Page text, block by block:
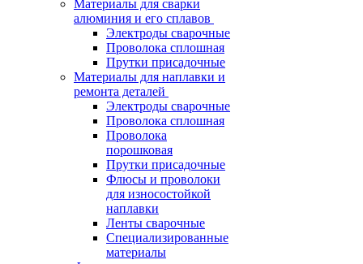
Материалы для сварки
алюминия и его сплавов
Электроды сварочные
Проволока сплошная
Прутки присадочные
Материалы для наплавки и
ремонта деталей
Электроды сварочные
Проволока сплошная
Проволока
порошковая
Прутки присадочные
Флюсы и проволоки
для износостойкой
наплавки
Ленты сварочные
Специализированные
материалы